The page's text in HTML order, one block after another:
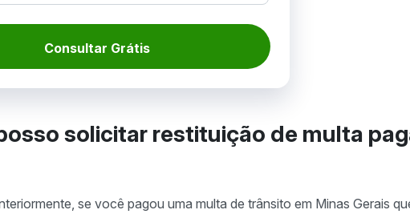
Consultar Grátis
solicitar restituição de multa
se você pagou uma multa de trânsito em Minas Gerais